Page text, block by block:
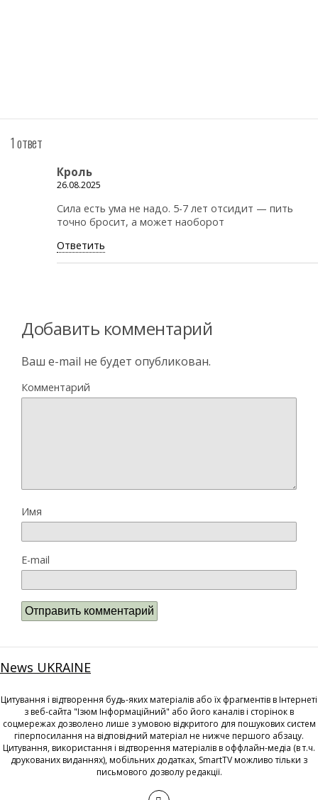
1 ответ
Кроль
26.08.2025
Сила есть ума не надо. 5-7 лет отсидит — пить
точно бросит, а может наоборот
Ответить
Добавить комментарий
Ваш e-mail не будет опубликован.
Комментарий
Имя
E-mail
News UKRAINE
Цитування і відтворення будь-яких матеріалів або їх фрагментів в Інтернеті
з веб-сайта "Ізюм Інформаційний" або його каналів і сторінок в
соцмережах дозволено лише з умовою відкритого для пошукових систем
гіперпосилання на відповідний матеріал не нижче першого абзацу.
Цитування, використання і відтворення матеріалів в оффлайн-медіа (в т.ч.
друкованих виданнях), мобільних додатках, SmartTV можливо тільки з
письмового дозволу редакції.